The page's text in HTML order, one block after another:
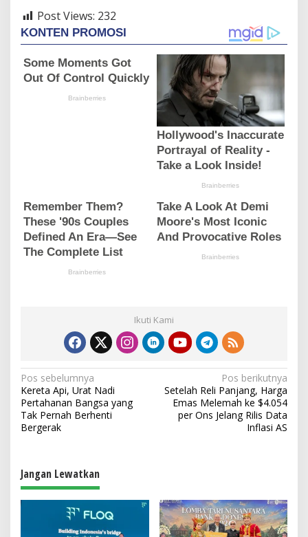
Post Views: 232
Ikuti Kami
N
a
v
i
a
s
Pos sebelumnya
Kereta Api, Urat Nadi
Pertahanan Bangsa yang
Tak Pernah Berhenti
Bergerak
Pos berikutnya
Setelah Reli Panjang, Harga
Emas Melemah ke $4.054
per Ons Jelang Rilis Data
Inflasi AS
Jangan Lewatkan